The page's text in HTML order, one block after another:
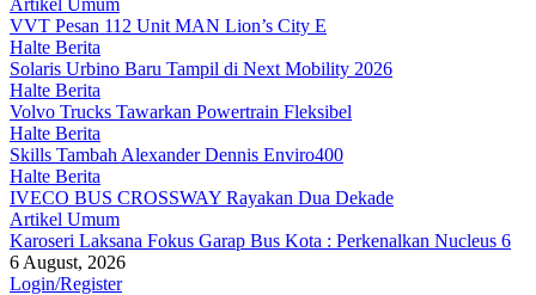
Artikel Umum
VVT Pesan 112 Unit MAN Lion’s City E
Halte Berita
Solaris Urbino Baru Tampil di Next Mobility 2026
Halte Berita
Volvo Trucks Tawarkan Powertrain Fleksibel
Halte Berita
Skills Tambah Alexander Dennis Enviro400
Halte Berita
IVECO BUS CROSSWAY Rayakan Dua Dekade
Artikel Umum
Karoseri Laksana Fokus Garap Bus Kota : Perkenalkan Nucleus 6
6 August, 2026
Login/Register